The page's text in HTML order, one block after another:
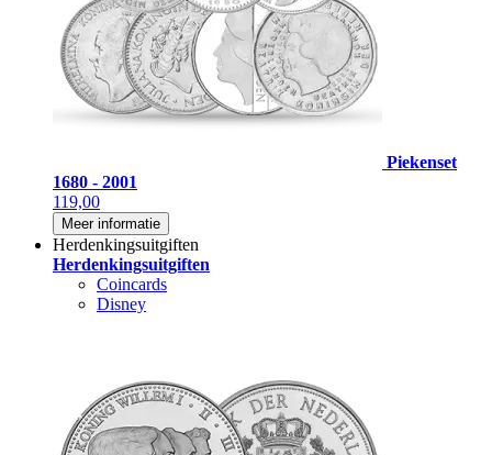
Piekenset
1680 - 2001
119,00
Meer informatie
Herdenkingsuitgiften
Herdenkingsuitgiften
Coincards
Disney